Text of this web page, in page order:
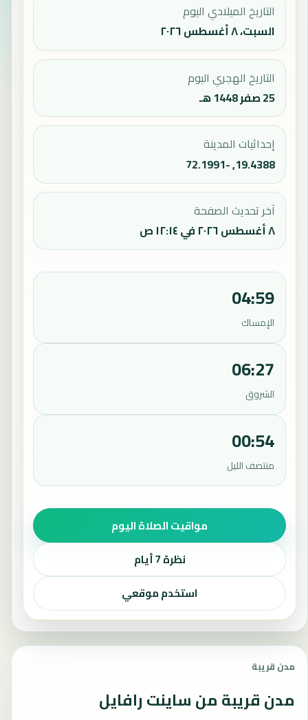
التاريخ الميلادي اليوم
السبت، ٨ أغسطس ٢٠٢٦
التاريخ الهجري اليوم
25 صفر 1448 هـ
إحداثيات المدينة
19.4388, -72.1991
آخر تحديث الصفحة
٨ أغسطس ٢٠٢٦ في ١٢:١٤ ص
04:59
الإمساك
06:27
الشروق
00:54
منتصف الليل
مواقيت الصلاة اليوم
نظرة 7 أيام
استخدم موقعي
مدن قريبة
مدن قريبة من ساينت رافايل